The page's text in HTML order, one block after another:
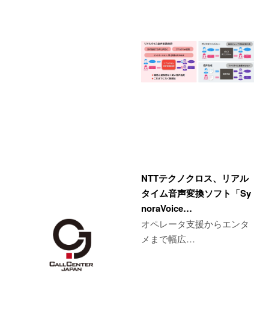
NTTテクノクロス、リアル
タイム音声変換ソフト「Sy
noraVoice…
オペレータ支援からエンタ
メまで幅広…